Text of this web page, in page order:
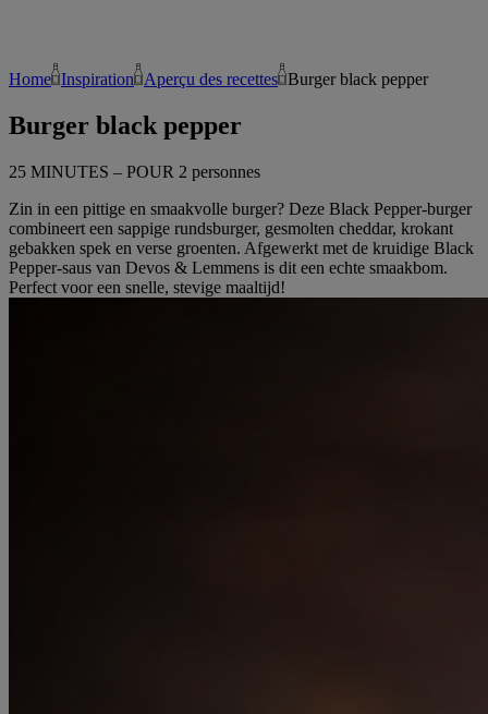
Home Inspiration Aperçu des recettes Burger black pepper
Burger black pepper
25 MINUTES – POUR 2 personnes
Zin in een pittige en smaakvolle burger? Deze Black Pepper-burger
combineert een sappige rundsburger, gesmolten cheddar, krokant
gebakken spek en verse groenten. Afgewerkt met de kruidige Black
Pepper-saus van Devos & Lemmens is dit een echte smaakbom.
Perfect voor een snelle, stevige maaltijd!